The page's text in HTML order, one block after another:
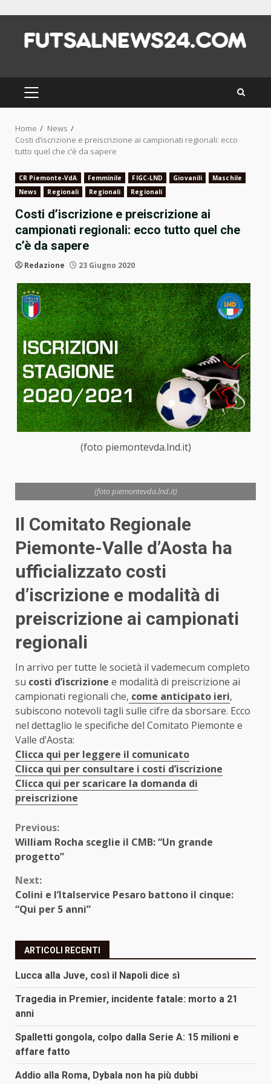
content
PRIMARY
MENU
Home
News
Costi d’iscrizione e preiscrizione ai campionati regionali: ecco
tutto quel che c’è da sapere
CR Piemonte-VdA Femminile FIGC-LND Giovanili
Maschile
News
Regionali Regionali Regionali
Costi d’iscrizione e preiscrizione ai
campionati regionali: ecco tutto quel che
c’è da sapere
Redazione 23 Giugno 2020
(foto piemontevda.lnd.it)
(foto piemontevda.lnd.it)
Il Comitato Regionale
Piemonte-Valle d’Aosta ha
ufficializzato costi
d’iscrizione e modalità di
preiscrizione ai campionati
regionali
In arrivo per tutte le società il vademecum completo
su costi d’iscrizione e modalità di preiscrizione ai
campionati regionali che, come anticipato ieri,
subiscono notevoli tagli sulle cifre da sborsare. Ecco
nel dettaglio le specifiche del Comitato Piemonte e
Valle d’Aosta:
Clicca qui per leggere il comunicato
Clicca qui per consultare i costi d’iscrizione
Clicca qui per scaricare la domanda di
preiscrizione
Continue
Reading
Previous:
William Rocha sceglie il CMB: “Un grande
progetto”
Next:
Colini e l’Italservice Pesaro battono il cinque:
“Qui per 5 anni”
ARTICOLI RECENTI
Lucca alla Juve, così il Napoli dice sì
Tragedia in Premier, incidente fatale: morto a 21
anni
Spalletti gongola, colpo dalla Serie A: 15 milioni e
affare fatto
Addio alla Roma, Dybala non ha più dubbi